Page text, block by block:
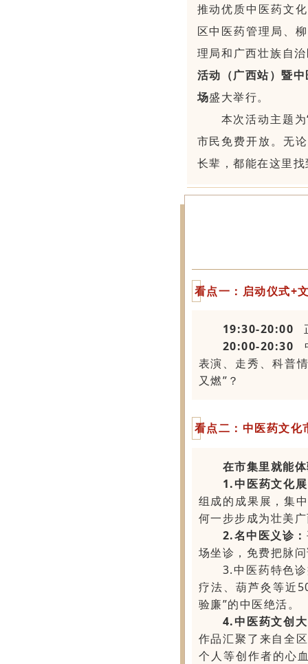
推动优质中医药文
区中医药管理局、
理局和广西壮族自
活动（广西站）暨
场盛大举行。
本次活动主题
市民免费开放。无
长辈，都能在这里
看点一：启动仪式+
19:30-20:00
20:00-20:30
表演、走秀、科普
又燃”？
看点二：中医药文化
在市集里就能
1.中医药文化
组成的成果展，集
何一步步成为壮美
2.名中医义诊：
场坐诊，免费把脉
3.中医药特色
疗法、葫芦灸等近
验廉”的中医绝活。
4.中医药文创
作品汇聚了来自全
个人等创作者的心